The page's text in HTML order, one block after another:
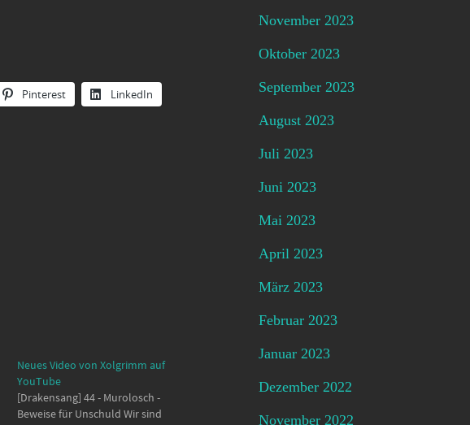
Pinterest LinkedIn
Neues Video von Xolgrimm auf
YouTube
[Drakensang] 44 - Murolosch -
Beweise für Unschuld Wir sind
November 2023
Oktober 2023
September 2023
August 2023
Juli 2023
Juni 2023
Mai 2023
April 2023
März 2023
Februar 2023
Januar 2023
Dezember 2022
November 2022